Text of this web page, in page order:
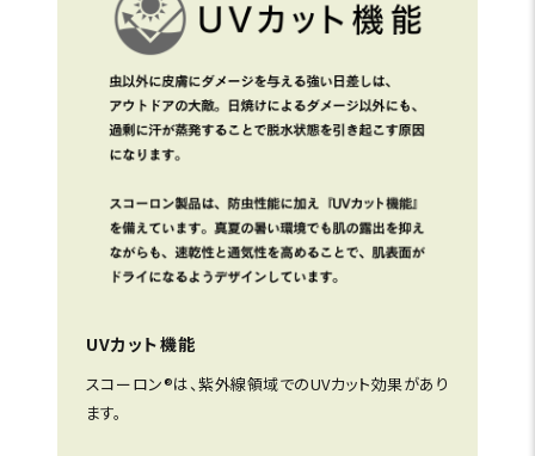
UVカット機能
スコーロン®は、紫外線領域でのUVカット効果があり
ます。